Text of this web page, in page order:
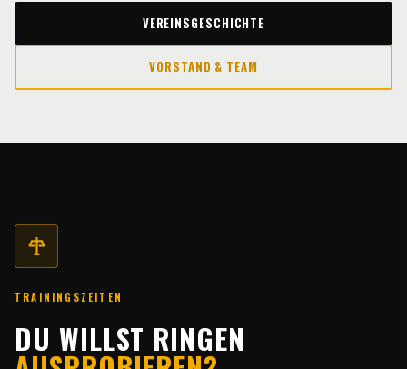
VEREINSGESCHICHTE
VORSTAND & TEAM
TRAININGSZEITEN
DU WILLST RINGEN